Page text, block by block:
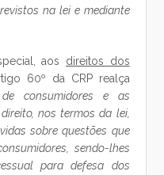
na lei e mediante
aos direitos dos
60º da CRP realça
consumidores e as
nos termos da lei,
sobre questões que
sendo-lhes
para defesa dos